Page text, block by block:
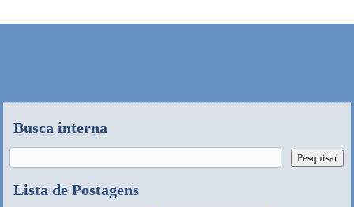
Busca interna
Lista de Postagens